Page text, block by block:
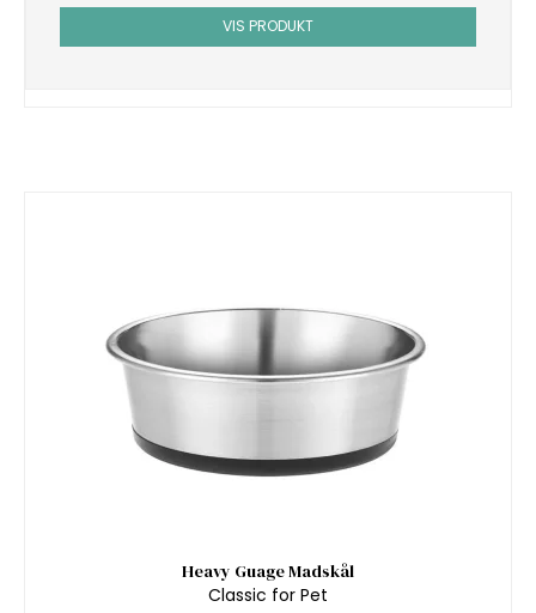
VIS PRODUKT
Heavy Guage Madskål
Classic for Pet